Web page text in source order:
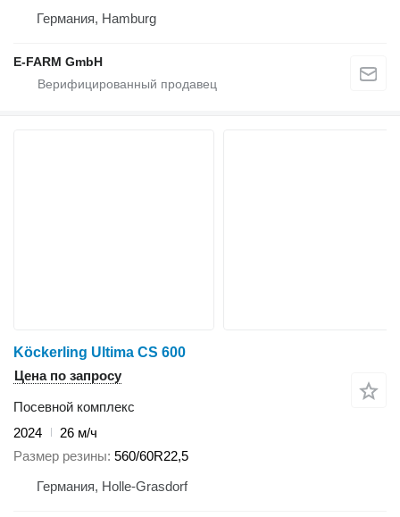
Германия, Hamburg
E-FARM GmbH
Köckerling Ultima CS 600
Цена по запросу
Посевной комплекс
2024
26 м/ч
Размер резины 560/60R22,5
Германия, Holle-Grasdorf